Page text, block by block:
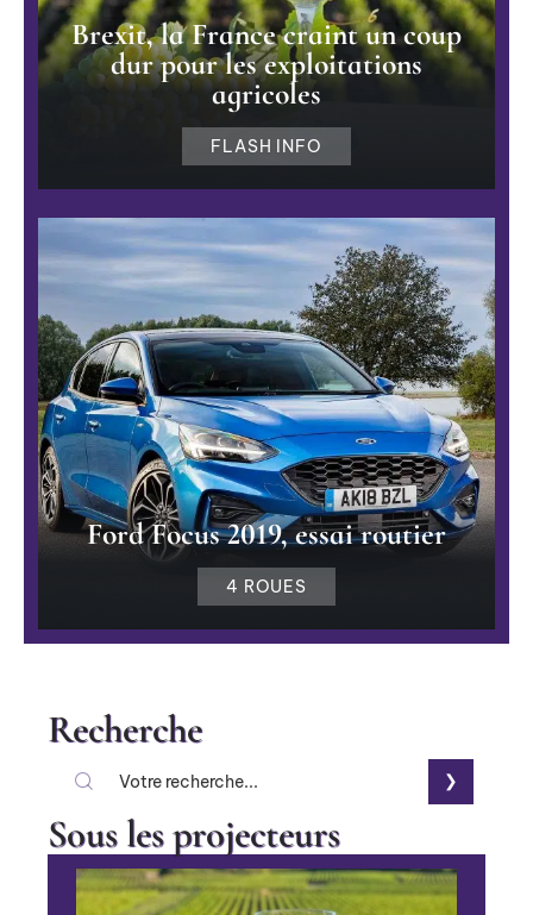
Brexit, la France craint un coup
dur pour les exploitations
agricoles
FLASH INFO
Ford Focus 2019, essai routier
4 ROUES
Recherche
Sous les projecteurs